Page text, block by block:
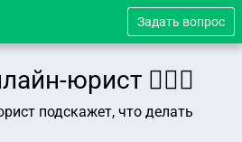
Задать вопрос
юрист 👨🏻‍⚖️
подскажет, что делать